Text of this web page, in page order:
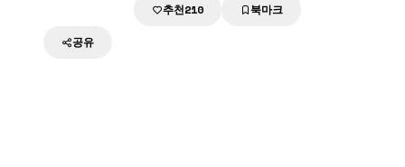
추천210 북마크
공유